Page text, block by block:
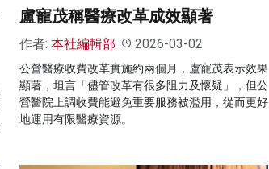
盧寵茂稱醫療改革成效顯著
作者: 本社編輯部 2026-03-02
公營醫療收費改革實施約兩個月，盧寵茂表示效果
顯著，坦言「儘管改革有很多阻力及懷疑」，但公
營醫院上調收費能避免重要服務被濫用，從而更好
地運用有限醫療資源。